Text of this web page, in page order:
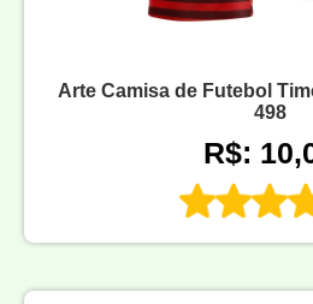
Arte Camisa de Futebol
498
R$: